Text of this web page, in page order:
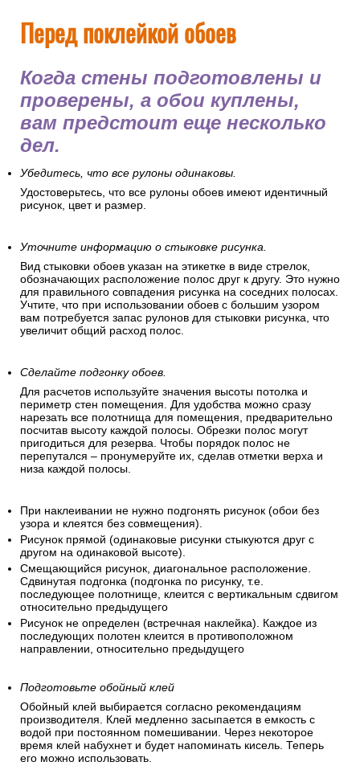
Перед поклейкой обоев
Когда стены подготовлены и
проверены, а обои куплены,
вам предстоит еще несколько
дел.
Убедитесь, что все рулоны одинаковы.
Удостоверьтесь, что все рулоны обоев имеют идентичный
рисунок, цвет и размер.
Уточните информацию о стыковке рисунка.
Вид стыковки обоев указан на этикетке в виде стрелок,
обозначающих расположение полос друг к другу. Это нужно
для правильного совпадения рисунка на соседних полосах.
Учтите, что при использовании обоев с большим узором
вам потребуется запас рулонов для стыковки рисунка, что
увеличит общий расход полос.
Сделайте подгонку обоев.
Для расчетов используйте значения высоты потолка и
периметр стен помещения. Для удобства можно сразу
нарезать все полотнища для помещения, предварительно
посчитав высоту каждой полосы. Обрезки полос могут
пригодиться для резерва. Чтобы порядок полос не
перепутался – пронумеруйте их, сделав отметки верха и
низа каждой полосы.
При наклеивании не нужно подгонять рисунок (обои без
узора и клеятся без совмещения).
Рисунок прямой (одинаковые рисунки стыкуются друг с
другом на одинаковой высоте).
Смещающийся рисунок, диагональное расположение.
Сдвинутая подгонка (подгонка по рисунку, т.е.
последующее полотнище, клеится с вертикальным сдвигом
относительно предыдущего
Рисунок не определен (встречная наклейка). Каждое из
последующих полотен клеится в противоположном
направлении, относительно предыдущего
Подготовьте обойный клей
Обойный клей выбирается согласно рекомендациям
производителя. Клей медленно засыпается в емкость с
водой при постоянном помешивании. Через некоторое
время клей набухнет и будет напоминать кисель. Теперь
его можно использовать.